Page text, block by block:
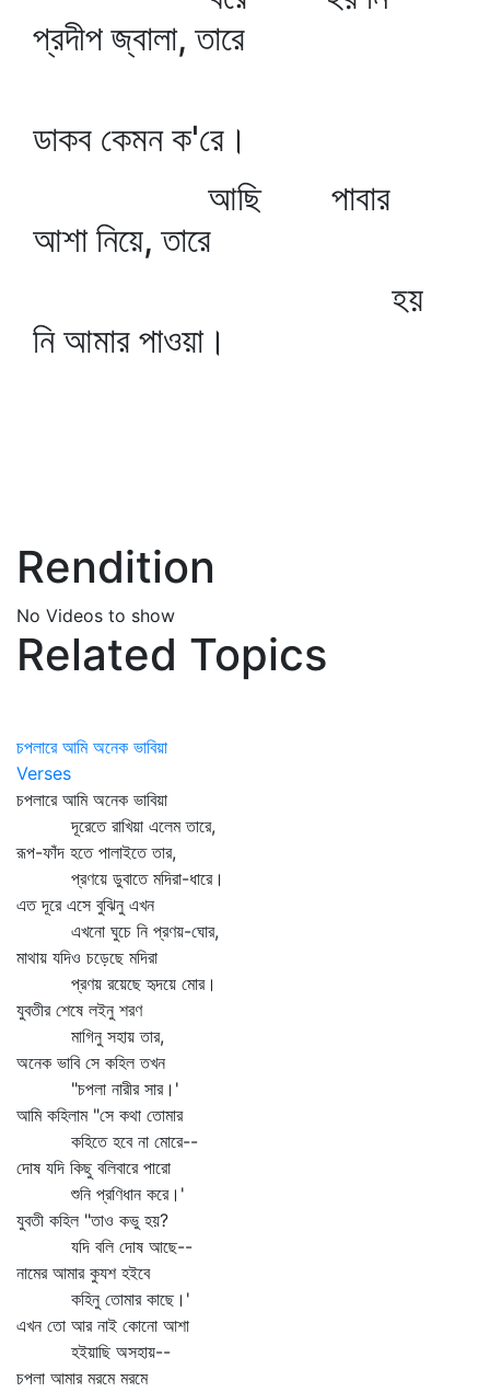
প্রদীপ জ্বালা, তারে
ডাকব কেমন ক'রে।
আছি পাবার
আশা নিয়ে, তারে
হয়
নি আমার পাওয়া।
Rendition
No Videos to show
Related Topics
চপলারে আমি অনেক ভাবিয়া
Verses
চপলারে আমি অনেক ভাবিয়া
দূরেতে রাখিয়া এলেম তারে,
রূপ-ফাঁদ হতে পালাইতে তার,
প্রণয়ে ডুবাতে মদিরা-ধারে।
এত দূরে এসে বুঝিনু এখন
এখনো ঘুচে নি প্রণয়-ঘোর,
মাথায় যদিও চড়েছে মদিরা
প্রণয় রয়েছে হৃদয়ে মোর।
যুবতীর শেষে লইনু শরণ
মাগিনু সহায় তার,
অনেক ভাবি সে কহিল তখন
"চপলা নারীর সার।'
আমি কহিলাম "সে কথা তোমার
কহিতে হবে না মোরে--
দোষ যদি কিছু বলিবারে পারো
শুনি প্রণিধান করে।'
যুবতী কহিল "তাও কভু হয়?
যদি বলি দোষ আছে--
নামের আমার কুযশ হইবে
কহিনু তোমার কাছে।'
এখন তো আর নাই কোনো আশা
হইয়াছি অসহায়--
চপলা আমার মরমে মরমে